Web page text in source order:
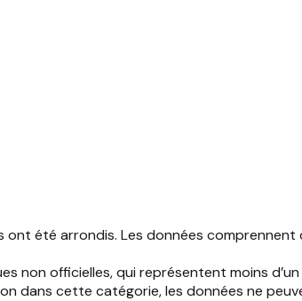
été arrondis. Les données
non officielles, qui représentent moins
dans cette catégorie, les données ne